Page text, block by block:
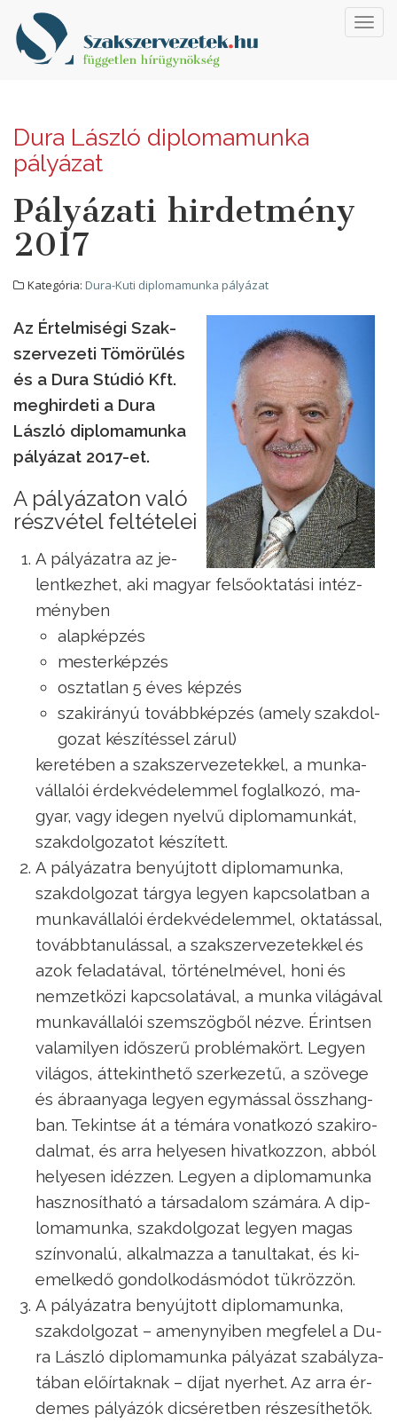
Dura László diplomamunka
pályázat
Pályázati hirdetmény
2017
Kategória: Dura-Kuti diplomamunka pályázat
Az Ér­tel­mi­sé­gi Szak­
szer­ve­ze­ti Tö­mö­rü­lés
és a Du­ra Stú­dió Kft.
meg­hir­de­ti a Du­ra
Lász­ló dip­lo­ma­mun­ka
pá­lyá­zat 2017-et.
A pályázaton való
részvétel feltételei
A pá­lyá­zat­ra az je­
lent­kez­het, aki ma­gyar fel­ső­ok­ta­tá­si in­téz­
mény­ben
alapképzés
mesterképzés
osztatlan 5 éves képzés
szak­irá­nyú to­vább­kép­zés (amely szak­dol­
go­zat ké­szí­tés­sel zá­rul)
ke­re­té­ben a szak­szer­ve­ze­tek­kel, a mun­ka­
vál­la­lói ér­dek­vé­de­lem­mel fog­lal­ko­zó, ma­
gyar, vagy ide­gen nyel­vű dip­lo­ma­mun­kát,
szak­dol­go­za­tot ké­szí­tett.
A pá­lyá­zat­ra be­nyúj­tott dip­lo­ma­mun­ka,
szak­dol­go­zat tár­gya le­gyen kap­cso­lat­ban a
mun­ka­vál­la­lói ér­dek­vé­de­lem­mel, ok­ta­tás­sal,
to­vább­ta­nu­lás­sal, a szak­szer­ve­ze­tek­kel és
azok fel­ada­tá­val, tör­té­nel­mé­vel, ho­ni és
nem­zet­kö­zi kap­cso­la­tá­val, a mun­ka vi­lá­gá­val
mun­ka­vál­la­lói szem­szög­ből néz­ve. Érint­sen
va­la­mi­lyen idő­sze­rű prob­lé­ma­kört. Le­gyen
vi­lá­gos, át­te­kint­he­tő szer­ke­ze­tű, a szö­ve­ge
és áb­ra­anya­ga le­gyen egy­más­sal össz­hang­
ban. Te­kint­se át a té­má­ra vo­nat­ko­zó szak­iro­
dal­mat, és ar­ra he­lye­sen hi­vat­koz­zon, ab­ból
he­lye­sen idéz­zen. Le­gyen a dip­lo­ma­mun­ka
hasz­no­sít­ha­tó a tár­sa­da­lom szá­má­ra. A dip­
lo­ma­mun­ka, szak­dol­go­zat le­gyen ma­gas
szín­vo­na­lú, al­kal­maz­za a ta­nul­ta­kat, és ki­
emel­ke­dő gon­dol­ko­dás­mó­dot tük­röz­zön.
A pá­lyá­zat­ra be­nyúj­tott dip­lo­ma­mun­ka,
szak­dol­go­zat – ameny­nyi­ben meg­fe­lel a Du­
ra Lász­ló dip­lo­ma­mun­ka pá­lyá­zat sza­bály­za­
tá­ban elő­ír­tak­nak – dí­jat nyer­het. Az ar­ra ér­
de­mes pá­lyá­zók di­csé­ret­ben ré­sze­sít­he­tők.